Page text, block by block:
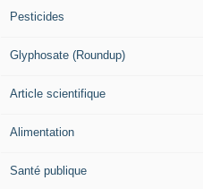
Pesticides
Glyphosate (Roundup)
Article scientifique
Alimentation
Santé publique